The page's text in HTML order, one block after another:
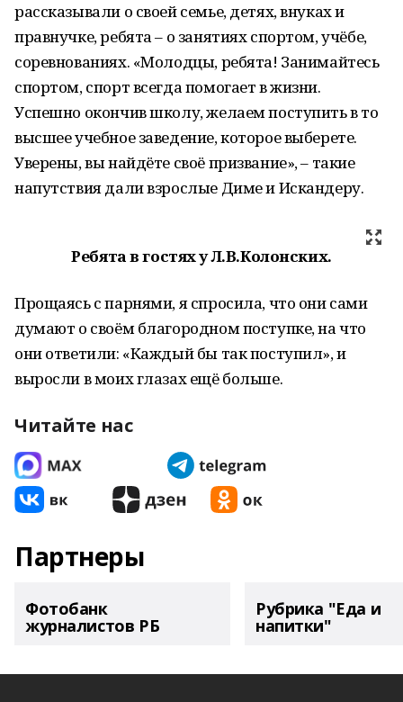
рассказывали о своей семье, детях, внуках и
правнучке, ребята – о занятиях спортом, учёбе,
соревнованиях. «Молодцы, ребята! Занимайтесь
спортом, спорт всегда помогает в жизни.
Успешно окончив школу, желаем поступить в то
высшее учебное заведение, которое выберете.
Уверены, вы найдёте своё призвание», – такие
напутствия дали взрослые Диме и Искандеру.
Ребята в гостях у Л.В.Колонских.
Прощаясь с парнями, я спросила, что они сами
думают о своём благородном поступке, на что
они ответили: «Каждый бы так поступил», и
выросли в моих глазах ещё больше.
Читайте нас
Партнеры
Фотобанк
журналистов РБ
Рубрика "Еда и
напитки"